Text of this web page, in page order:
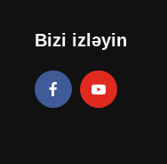
Bizi izləyin